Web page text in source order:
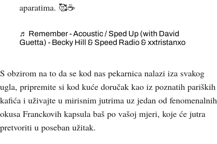
aparatima. 🥰☕️
♬ Remember - Acoustic / Sped Up (with David
Guetta) - Becky Hill & Speed Radio & xxtristanxo
S obzirom na to da se kod nas pekarnica nalazi iza svakog
ugla, pripremite si kod kuće doručak kao iz poznatih pariških
kafića i uživajte u mirisnim jutrima uz jedan od fenomenalnih
okusa Franckovih kapsula baš po vašoj mjeri, koje će jutra
pretvoriti u poseban užitak.